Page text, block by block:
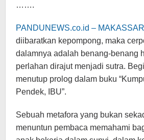
…….
PANDUNEWS.co.id – MAKASSAR
diibaratkan kepompong, maka
dalamnya adalah benang-benang
perlahan dirajut menjadi sutra.
menutup prolog dalam buku
Pendek, IBU”.
Sebuah metafora yang bukan
menuntun pembaca memahami